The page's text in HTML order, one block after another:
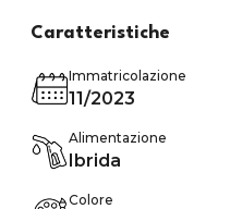
Caratteristiche
Immatricolazione
11/2023
Alimentazione
Ibrida
Colore